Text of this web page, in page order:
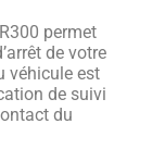
permet
de votre
véhicule est
de suivi
du